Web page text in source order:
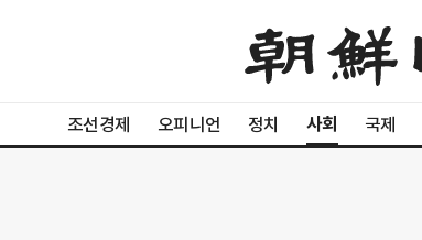
조선경제 오피니언 정치 사회 국제